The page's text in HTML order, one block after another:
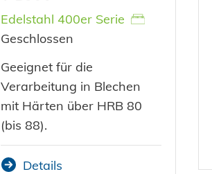
Edelstahl 400er Serie
Geschlossen
Geeignet für die
Verarbeitung in Blechen
mit Härten über HRB 80
(bis 88).
Details